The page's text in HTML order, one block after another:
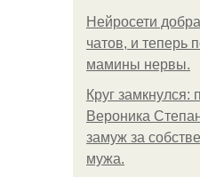
Нейросети
чатов, и теперь
мамины нервы.
Круг замкнулся:
Вероника
замуж за
мужа.